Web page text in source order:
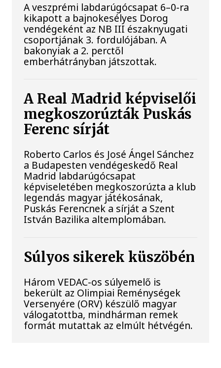
A veszprémi labdarúgócsapat 6–0-ra
kikapott a bajnokesélyes Dorog
vendégeként az NB III északnyugati
csoportjának 3. fordulójában. A
bakonyiak a 2. perctől
emberhátrányban játszottak.
A Real Madrid képviselői
megkoszorúzták Puskás
Ferenc sírját
Roberto Carlos és José Ángel Sánchez
a Budapesten vendégeskedő Real
Madrid labdarúgócsapat
képviseletében megkoszorúzta a klub
legendás magyar játékosának,
Puskás Ferencnek a sírját a Szent
István Bazilika altemplomában.
Súlyos sikerek küszöbén
Három VEDAC-os súlyemelő is
bekerült az Olimpiai Reménységek
Versenyére (ORV) készülő magyar
válogatottba, mindhárman remek
formát mutattak az elmúlt hétvégén.